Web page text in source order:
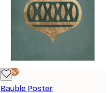
-30%*
Bauble Poster